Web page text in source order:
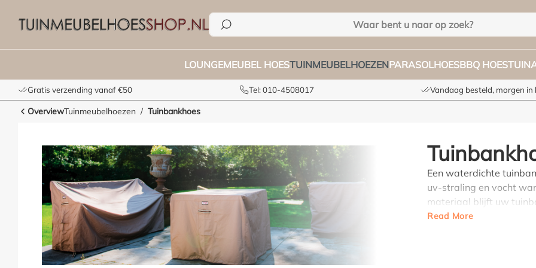
LOUNGEMEUBEL HOESTUINMEUBELHOEZENPARASOLHOESBBQ HOES
Gratis verzending vanaf €50 Tel: 010-4508017 Vandaag besteld, morgen in
OverviewTuinmeubelhoezen Tuinbankhoes
Een waterdichte
uv-straling en vocht
materiaal blijft uw
weersomstandigheden.
Read More